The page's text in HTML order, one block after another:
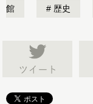
館 歴史